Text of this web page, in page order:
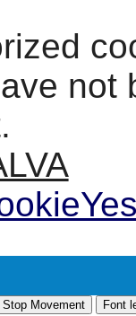
not
Stop Movement
Font